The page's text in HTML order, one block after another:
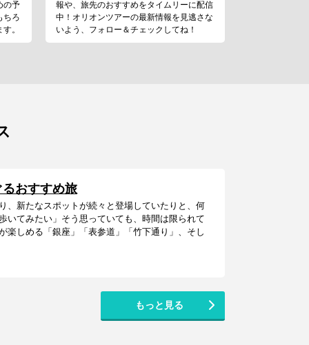
の予
ちろ
。
報や、旅先のおすすめをタイムリーに配信
中！オリオンツアーの最新情報を見逃さな
いよう、フォロー＆チェックしてね！
おすすめ旅
、新たなスポットが続々と登場していたりと、何
いてみたい」そう思っていても、時間は限られて
楽しめる「銀座」「表参道」「竹下通り」、そし
もっと見る